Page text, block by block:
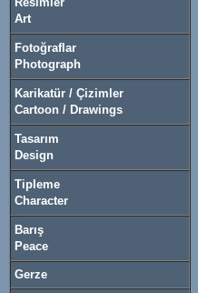
Art
Fotoğraflar
Photograph
Karikatür / Çizimler
Cartoon / Drawings
Tasarım
Design
Tipleme
Character
Barış
Peace
Gerze